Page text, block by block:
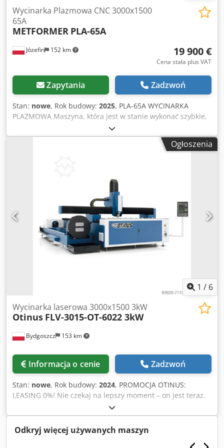
Józefin 152 km
Wycinarka Plazmowa CNC 3000x1500
65A
METFORMER PLA-65A
19 900 €
Cena stała plus VAT
Zapytania Zadzwoń
Stan: nowe, Rok budowy: 2025, PLA-65A WYCINARKA
PLAZMOWA Maszyna, która jest w stanie wykonać szybkie,
precyzyjne i wysokiej jakości cięcie do 25 mm, opracowana
została specjalnie dla producentów kanałów
wentylacyjnych, reklamodawców i klientów używających
funkcje stała się niezastąpionym pomocnikiem dla
większości klientów w tej branży. Dane Techniczne: Źródło
plazmy Hypertherm Powermax Moc: 65A Max pobór prądu
11 kw Prędkość m/min 20 Pole pracy X/Y/Z 1500 3000 Waga:
1000 kg Cjdpfxsfwmrps An Torf Głośność: 69 dB(A)
Wymiary: Długość: 3700 mm Szerokość: 2200 mm
Wysokość: 1300 mm Wyposażenie: Źródło – hypertherm
power max 65A Sterownik CNC + THC Komputer PC
Ogłoszenia
1 / 6
Bydgoszcz 153 km
Wycinarka laserowa 3000x1500 3kW
Otinus FLV-3015-OT-6022 3kW
Informacja o cenie Zadzwoń
Stan: nowe, Rok budowy: 2024, PROMOCJA OTINUS:
LEASING 0%! Nie czekaj na lepszy moment – on jest teraz.
Maszyny Otinus z finansowaniem bez dodatkowych
kosztów. Czysta oferta: spłacasz tylko tyle, ile kosztuje
maszyna. Optymalizuj podatki w 2026 i postaw na
sprawdzony sprzęt. Napisz do nas po szczegóły! Crsdpfx
Odkryj więcej używanych maszyn